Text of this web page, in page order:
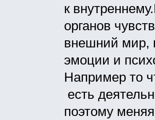
к
органов
внешний мир,
эмоции и
Например то
есть
поэтому